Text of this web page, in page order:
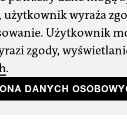
wyraża
Użytkownik
zgody,
.
DANYCH